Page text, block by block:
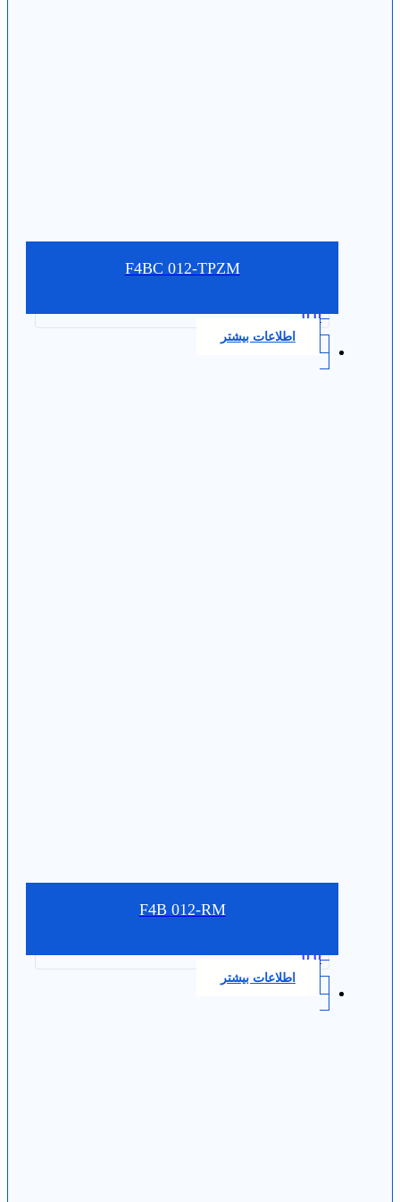
F4BC 012-TPZM
0.0
اطلاعات بیشتر
F4B 012-RM
0.0
اطلاعات بیشتر